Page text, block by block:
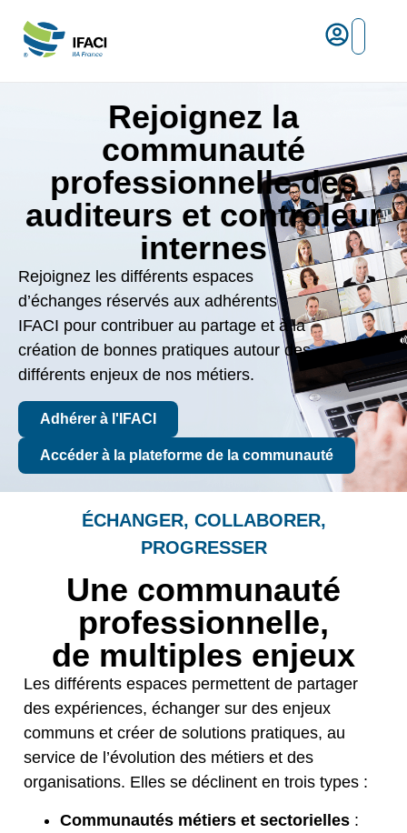
Rejoignez la
communauté
professionnelle des
auditeurs et contrôleur
internes
Rejoignez les différents espaces
d’échanges réservés aux adhérents
IFACI pour contribuer au partage et à la
création de bonnes pratiques autour des
différents enjeux de nos métiers.
Adhérer à l'IFACI
Accéder à la plateforme de la communauté
ÉCHANGER, COLLABORER,
PROGRESSER
Une communauté
professionnelle,
de multiples enjeux
Les différents espaces permettent de partager
des expériences, échanger sur des enjeux
communs et créer de solutions pratiques, au
service de l’évolution des métiers et des
organisations. Elles se déclinent en trois types :
Communautés métiers et sectorielles :